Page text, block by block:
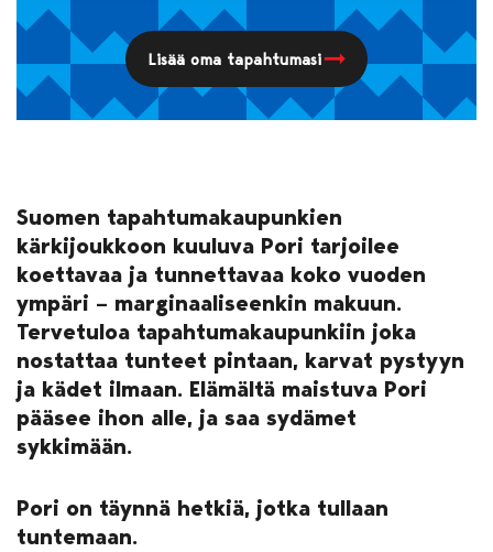
Lisää oma tapahtumasi
Suomen tapahtumakaupunkien
kärkijoukkoon kuuluva Pori tarjoilee
koettavaa ja tunnettavaa koko vuoden
ympäri – marginaaliseenkin makuun.
Tervetuloa tapahtumakaupunkiin joka
nostattaa tunteet pintaan, karvat pystyyn
ja kädet ilmaan. Elämältä maistuva Pori
pääsee ihon alle, ja saa sydämet
sykkimään.
Pori on täynnä hetkiä, jotka tullaan
tuntemaan.